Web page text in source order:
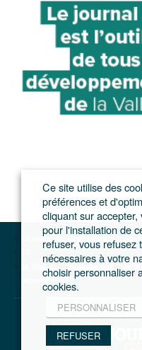
Le journal du Grand Paris –
M. Waller : « L’écologie doit
l’Arsenal »
Ce site utilise des
préférences et
cliquant sur
pour l'installation de
refuser, vous refusez
nécessaires à votre
choisir personnaliser
cookies.
PERSONNALISER
REFUSER